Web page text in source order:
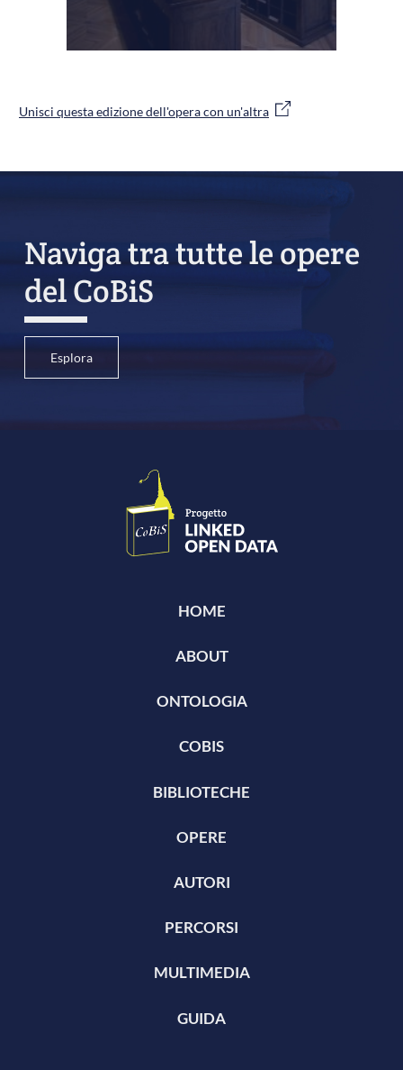
Unisci questa edizione dell'opera con un'altra
Naviga tra tutte le opere
del CoBiS
Esplora
HOME
ABOUT
ONTOLOGIA
COBIS
BIBLIOTECHE
OPERE
AUTORI
PERCORSI
MULTIMEDIA
GUIDA